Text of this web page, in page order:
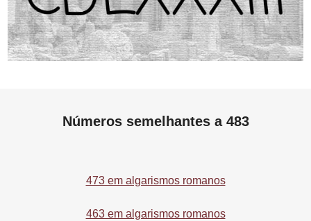
Números semelhantes a 483
473 em algarismos romanos
463 em algarismos romanos